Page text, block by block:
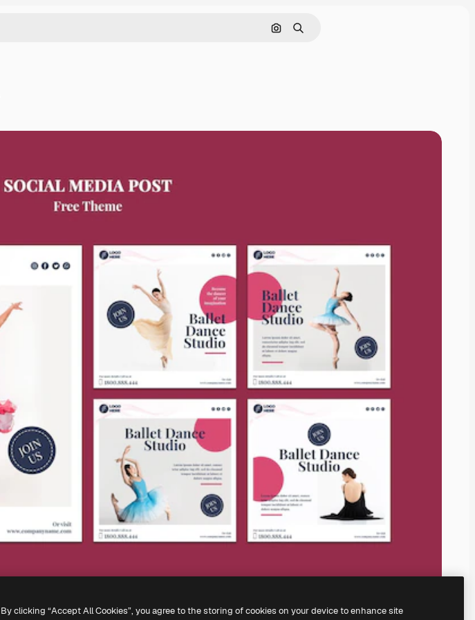
Pesquisar por imagem
Buscar
By clicking “Accept All Cookies”, you agree to the storing of cookies on your device to enhance site